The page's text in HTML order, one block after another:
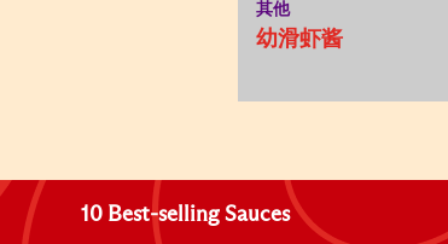
其他
幼滑虾酱
10 Best-selling Sauces